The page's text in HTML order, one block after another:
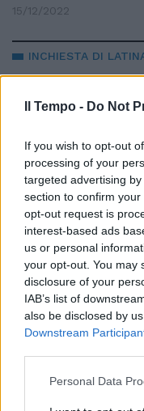
Il Tempo - Do Not
If you wish to opt-out
processing of your
targeted advertising
section to confirm
opt-out request is
interest-based ads
us or personal
your opt-out. You may
disclosure of your
IAB’s list of
also be disclosed by
Downstream
Personal Data
15/12/2022
INCHIESTA DI
Soumahoro
indagata:
innocenza. Io
L'INCHIESTA
Soumahoro,
famiglia:
sequestri per
15/12/2022
SINISTRA IN TILT
Lady
Ferragni.. La